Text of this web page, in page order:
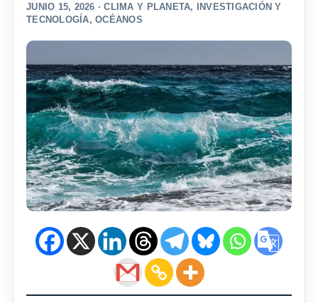
JUNIO 15, 2026 ·CLIMA Y PLANETA,
INVESTIGACIÓN Y
TECNOLOGÍA,OCÉANOS